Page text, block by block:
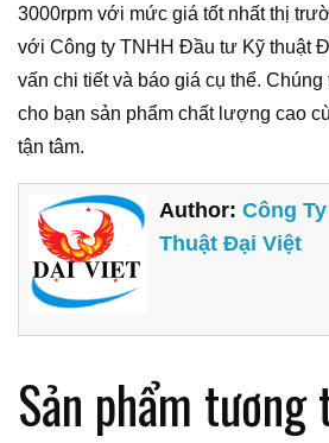
3000rpm với mức giá tốt nhất thị
với Công ty TNHH Đầu tư Kỹ thuật
vấn chi tiết và báo giá cụ thể. Chúng
cho bạn sản phẩm chất lượng cao
tận tâm.
Author:Công
Thuật Đại Việt
Sản phẩm tương